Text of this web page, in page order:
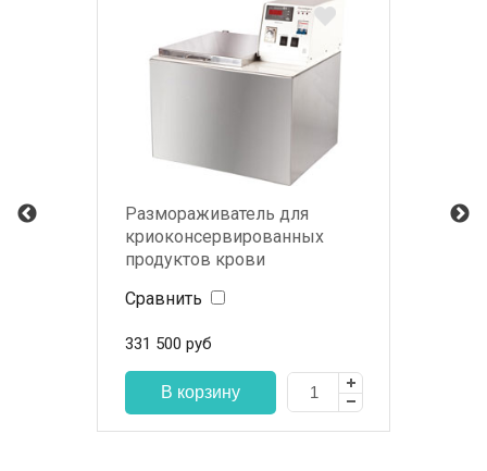
Размораживатель для
криоконсервированных
продуктов крови
Сравнить
331 500 руб